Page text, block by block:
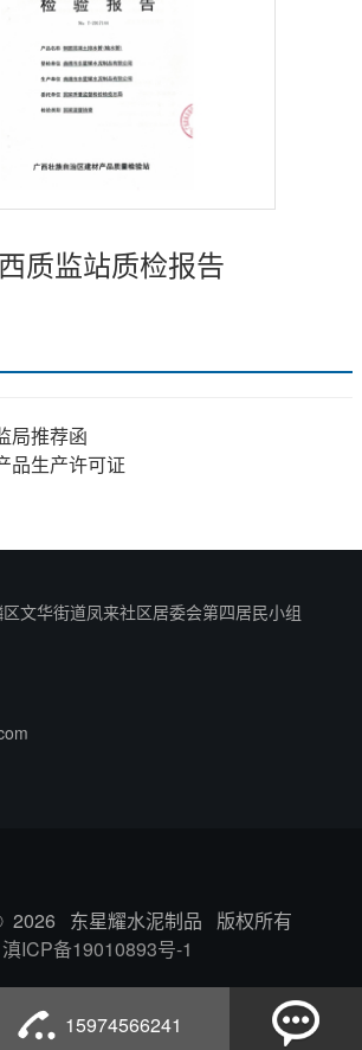
质监站质检报告
局推荐函
品生产许可证
文华街道凤来社区居委会第四居民小组
2026 东星耀水泥制品 版权所有
滇ICP备19010893号-1
15974566241